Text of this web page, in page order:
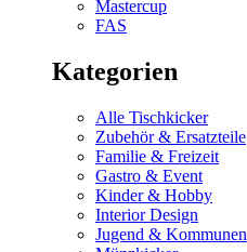
Mastercup
FAS
Kategorien
Alle Tischkicker
Zubehör & Ersatzteile
Familie & Freizeit
Gastro & Event
Kinder & Hobby
Interior Design
Jugend & Kommunen